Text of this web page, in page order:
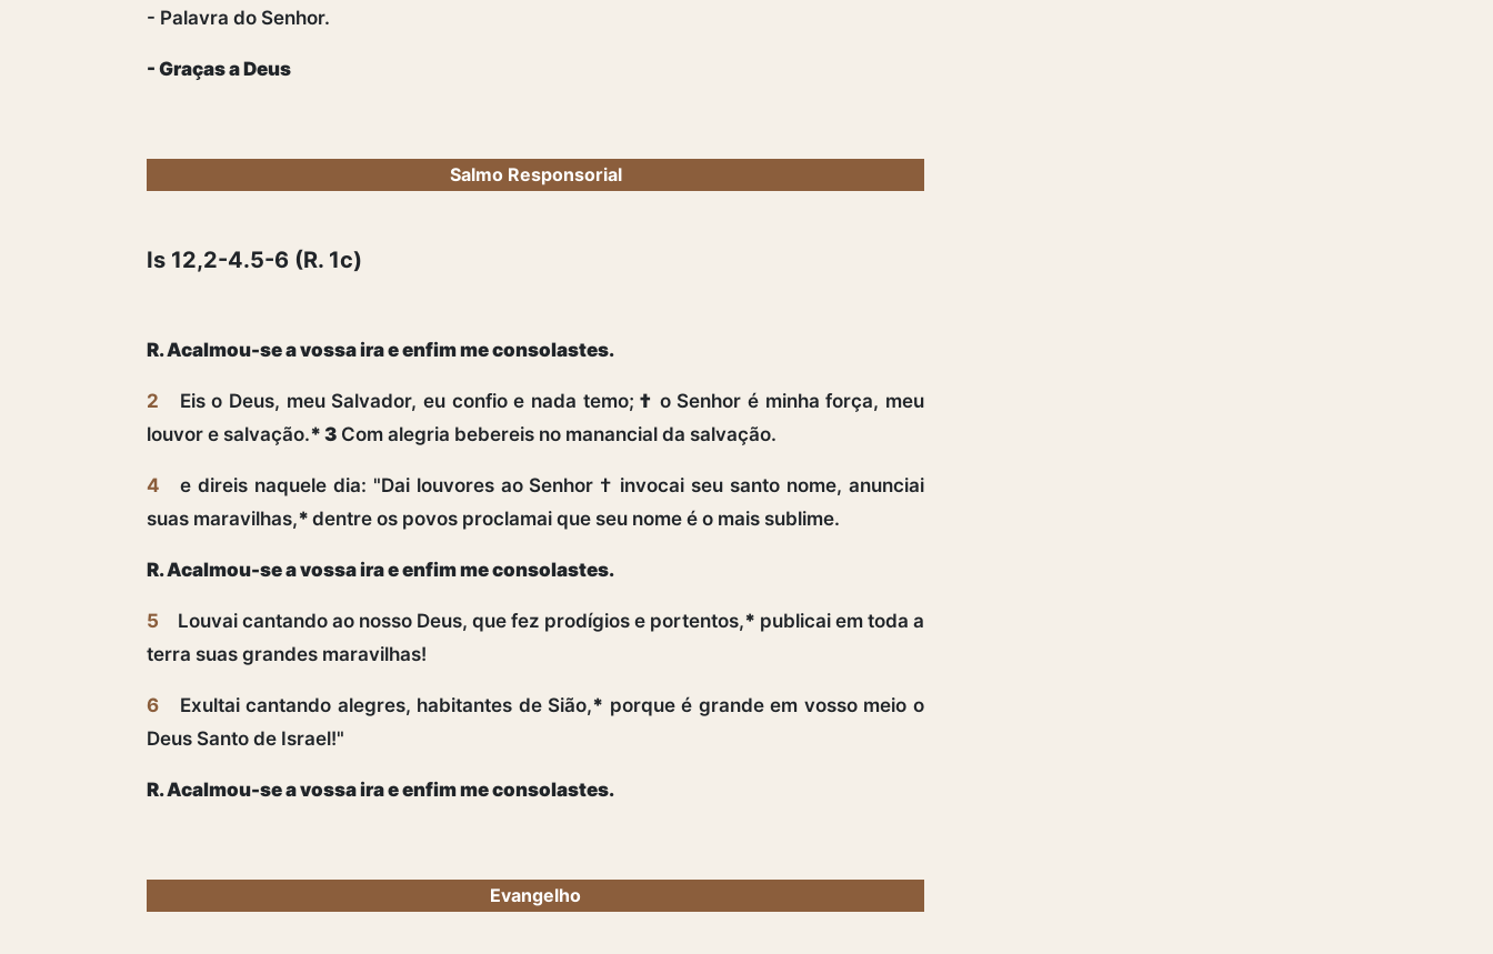
- Palavra do Senhor.
- Graças a Deus
Salmo Responsorial
Is 12,2-4.5-6 (R. 1c)
R. Acalmou-se a vossa ira e enfim me consolastes.
2 Eis o Deus, meu Salvador, eu confio e nada temo;† o Senhor é minha força, meu
louvor e salvação.* 3 Com alegria bebereis no manancial da salvação.
4
e direis naquele dia: "Dai louvores ao Senhor † invocai seu santo nome, anunciai
suas maravilhas,* dentre os povos proclamai que seu nome é o mais sublime.
R. Acalmou-se a vossa ira e enfim me consolastes.
5 Louvai cantando ao nosso Deus, que fez prodígios e portentos,* publicai em toda a
terra suas grandes maravilhas!
6 Exultai cantando alegres, habitantes de Sião,* porque é grande em vosso meio o
Deus Santo de Israel!"
R. Acalmou-se a vossa ira e enfim me consolastes.
Evangelho